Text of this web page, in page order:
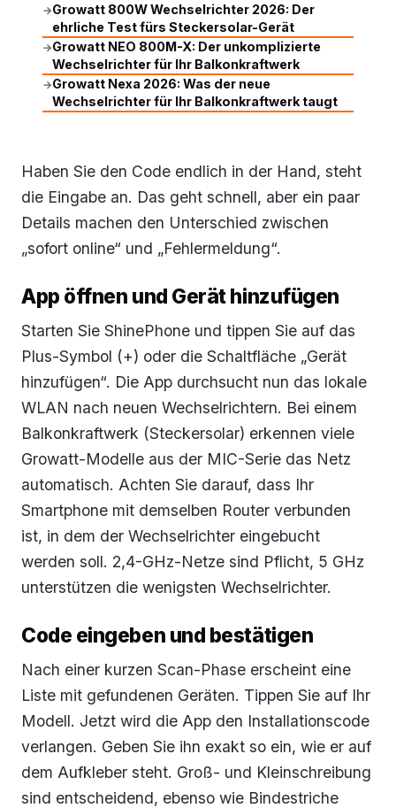
→Growatt 800W Wechselrichter 2026: Der
ehrliche Test fürs Steckersolar-Gerät
→Growatt NEO 800M-X: Der unkomplizierte
Wechselrichter für Ihr Balkonkraftwerk
→Growatt Nexa 2026: Was der neue
Wechselrichter für Ihr Balkonkraftwerk taugt
Haben Sie den Code endlich in der Hand, steht
die Eingabe an. Das geht schnell, aber ein paar
Details machen den Unterschied zwischen
„sofort online“ und „Fehlermeldung“.
App öffnen und Gerät hinzufügen
Starten Sie ShinePhone und tippen Sie auf das
Plus-Symbol (+) oder die Schaltfläche „Gerät
hinzufügen“. Die App durchsucht nun das lokale
WLAN nach neuen Wechselrichtern. Bei einem
Balkonkraftwerk (Steckersolar) erkennen viele
Growatt-Modelle aus der MIC-Serie das Netz
automatisch. Achten Sie darauf, dass Ihr
Smartphone mit demselben Router verbunden
ist, in dem der Wechselrichter eingebucht
werden soll. 2,4-GHz-Netze sind Pflicht, 5 GHz
unterstützen die wenigsten Wechselrichter.
Code eingeben und bestätigen
Nach einer kurzen Scan-Phase erscheint eine
Liste mit gefundenen Geräten. Tippen Sie auf Ihr
Modell. Jetzt wird die App den Installationscode
verlangen. Geben Sie ihn exakt so ein, wie er auf
dem Aufkleber steht. Groß- und Kleinschreibung
sind entscheidend, ebenso wie Bindestriche